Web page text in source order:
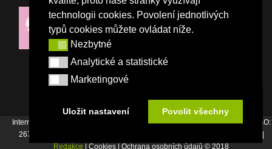
technologii cookies. Povolení jednotlivých
typů cookies můžete ovládat níže.
NezbytnéNezbytné
Analytické a statistické
Analytické a statistické
Marketingové
Marketingové
Uložit nastavení Povolit všechny
Internetový magazín Žena v autě vydává vydavatelství Srdce Evropy s.r.o., IČO:
26744007, Bořivojova 17, Praha 3, Tel. : +420 222 726 364 |
Redakce | Cookies | Ochrana osobních údajů © 2018